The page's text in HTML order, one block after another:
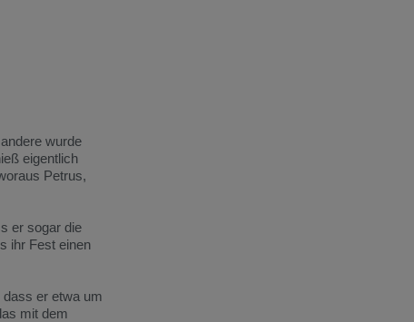
wurde
eigentlich
Petrus,
er sogar die
ihr Fest einen
dass er etwa um
mit dem